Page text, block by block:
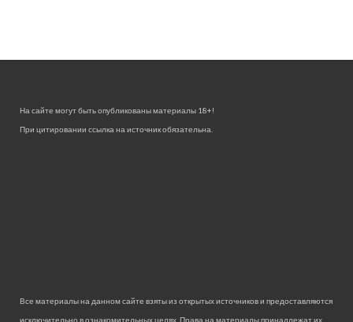
На сайте могут быть опубликованы материалы 18+!
При цитировании ссылка на источник обязательна.
Все материалы на данном сайте взяты из открытых источников и предоставляются
исключительно в ознакомительных целях. Права на материалы принадлежат их